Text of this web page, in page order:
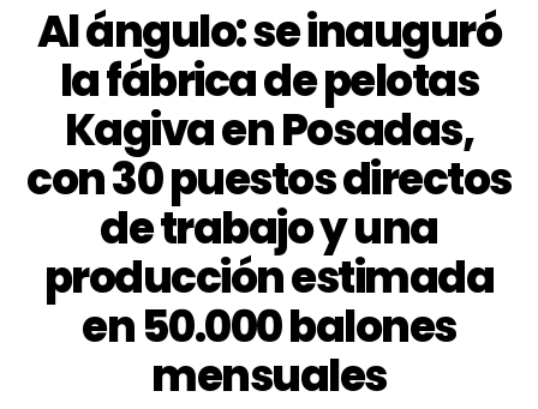
Al ángulo: se inauguró
la fábrica de pelotas
Kagiva en Posadas,
con 30 puestos directos
de trabajo y una
producción estimada
en 50.000 balones
mensuales